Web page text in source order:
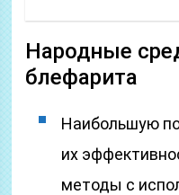
Народные
блефарита
Наибольшую
их
методы с